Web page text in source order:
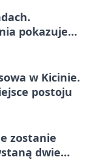
pokazuje
w Kicinie.
postoju
zostanie
dwie